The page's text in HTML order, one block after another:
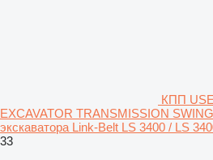
КПП
EXCAVATOR TRANSMISSION
экскаватора Link-Belt LS 3400 / LS
33